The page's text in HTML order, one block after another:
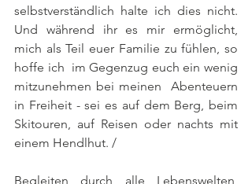
selbstverständlich halte ich dies nicht.
Und während ihr es mir ermöglicht,
mich als Teil euer Familie zu fühlen, so
hoffe ich  im Gegenzug euch ein wenig
mitzunehmen bei meinen  Abenteuern
in Freiheit - sei es auf dem Berg, beim
Skitouren, auf Reisen oder nachts mit
einem Hendlhut. /
Begleiten durch alle Lebenswelten,